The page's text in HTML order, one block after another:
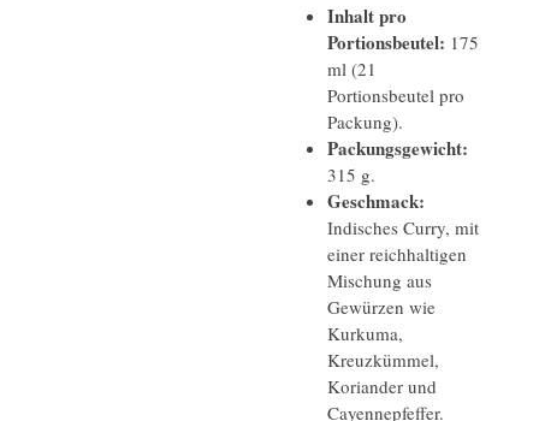
Inhalt pro
Portionsbeutel: 175
ml (21
Portionsbeutel pro
Packung).
Packungsgewicht:
315 g.
Geschmack:
Indisches Curry, mit
einer reichhaltigen
Mischung aus
Gewürzen wie
Kurkuma,
Kreuzkümmel,
Koriander und
Cayennepfeffer.